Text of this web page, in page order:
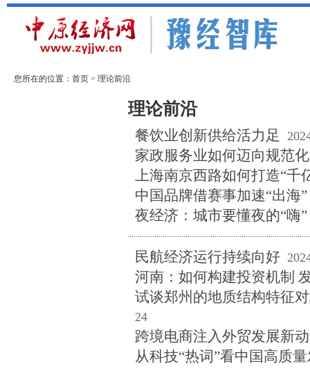
您所在的位置： 首页 > 理论前沿
理论前沿
餐饮业创新供给活力足
家政服务业如何迈向规范
上海南京西路如何打造“千
中国品牌借赛事加速“出海”
夜经济：城市要懂夜的“嗨”
民航经济运行持续向好
河南：如何构建投资机制
试谈郑州的地质结构特征
24
跨境电商注入外贸发展新
从科技“热词”看中国高质